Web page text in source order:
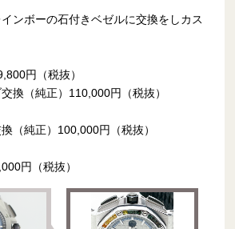
ンボーの石付きベゼルに交換をしカス
円（税抜）
交換（純正）110,000円（税抜）
換（純正）100,000円（税抜）
円（税抜）